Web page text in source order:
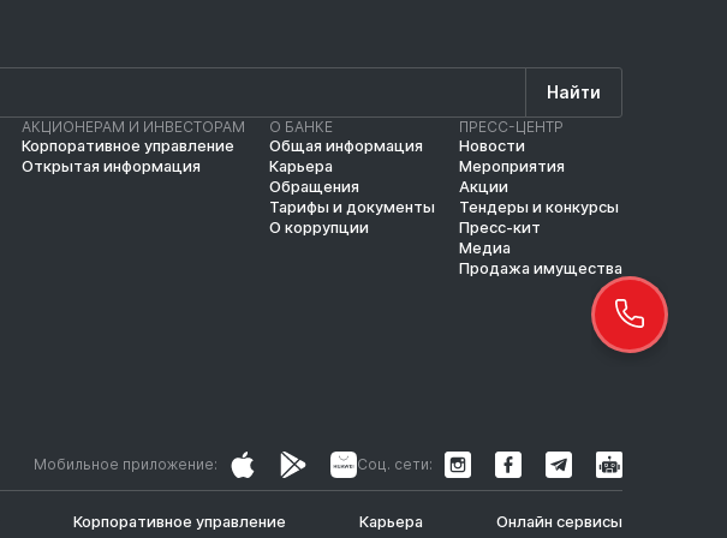
Найти
АКЦИОНЕРАМ И ИНВЕСТОРАМ
Корпоративное управление
Открытая информация
О БАНКЕ
Общая информация
Карьера
Обращения
Тарифы и документы
О коррупции
ПРЕСС-ЦЕНТР
Новости
Мероприятия
Акции
Тендеры и конкурсы
Пресс-кит
Медиа
Продажа имущества
Мобильное приложение: Соц. сети:
Корпоративное управление Карьера Онлайн сервисы